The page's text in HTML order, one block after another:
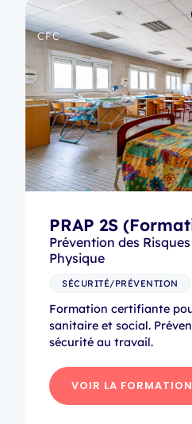
CFC
PRAP 2S
Prévention des
Physique
SÉCURITÉ/PRÉVENTION
Formation certifiante
sanitaire et social.
sécurité au travail.
VOIR LA FORMATION